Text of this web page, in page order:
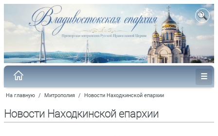
На главную / Митрополия / Новости Находкинской епархии
Новости Находкинской епархии